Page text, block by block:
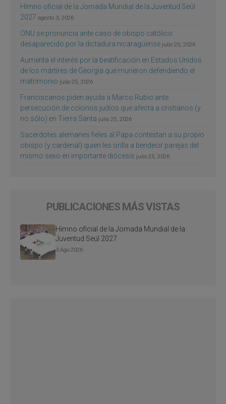
Himno oficial de la Jornada Mundial de la Juventud Seúl
2027 agosto 3, 2026
ONU se pronuncia ante caso de obispo católico
desaparecido por la dictadura nicaragüense julio 25, 2026
Aumenta el interés por la beatificación en Estados Unidos
de los mártires de Georgia que murieron defendiendo el
matrimonio julio 25, 2026
Franciscanos piden ayuda a Marco Rubio ante
persecución de colonos judíos que afecta a cristianos (y
no sólo) en Tierra Santa julio 25, 2026
Sacerdotes alemanes fieles al Papa contestan a su propio
obispo (y cardenal) quien les orilla a bendecir parejas del
mismo sexo en importante diócesis julio 25, 2026
PUBLICACIONES MÁS VISTAS
Himno oficial de la Jornada Mundial de la
Juventud Seúl 2027
3 Ago 2026